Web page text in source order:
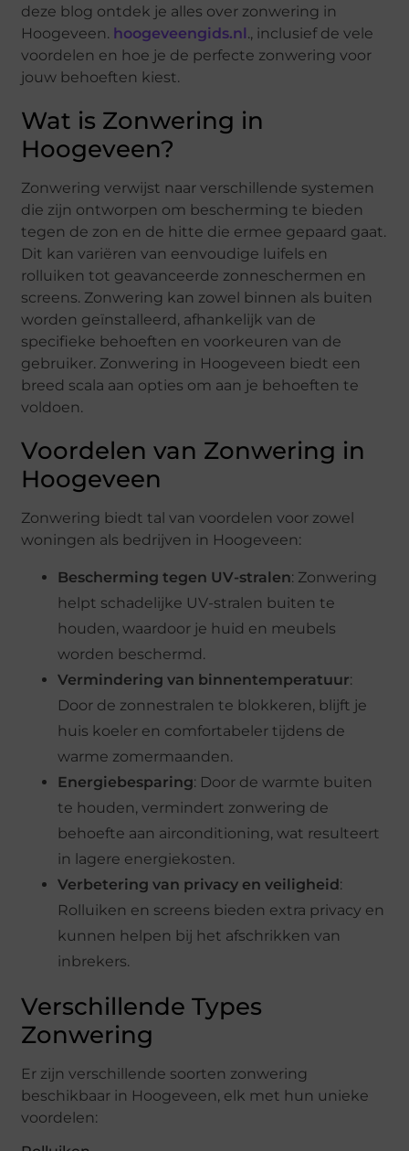
deze blog ontdek je alles over zonwering in
Hoogeveen. hoogeveengids.nl ., inclusief de vele
voordelen en hoe je de perfecte zonwering voor
jouw behoeften kiest.
Wat is Zonwering in
Hoogeveen?
Zonwering verwijst naar verschillende systemen
die zijn ontworpen om bescherming te bieden
tegen de zon en de hitte die ermee gepaard gaat.
Dit kan variëren van eenvoudige luifels en
rolluiken tot geavanceerde zonneschermen en
screens. Zonwering kan zowel binnen als buiten
worden geïnstalleerd, afhankelijk van de
specifieke behoeften en voorkeuren van de
gebruiker. Zonwering in Hoogeveen biedt een
breed scala aan opties om aan je behoeften te
voldoen.
Voordelen van Zonwering in
Hoogeveen
Zonwering biedt tal van voordelen voor zowel
woningen als bedrijven in Hoogeveen:
Bescherming tegen UV-stralen: Zonwering
helpt schadelijke UV-stralen buiten te
houden, waardoor je huid en meubels
worden beschermd.
Vermindering van binnentemperatuur:
Door de zonnestralen te blokkeren, blijft je
huis koeler en comfortabeler tijdens de
warme zomermaanden.
Energiebesparing: Door de warmte buiten
te houden, vermindert zonwering de
behoefte aan airconditioning, wat resulteert
in lagere energiekosten.
Verbetering van privacy en veiligheid:
Rolluiken en screens bieden extra privacy en
kunnen helpen bij het afschrikken van
inbrekers.
Verschillende Types
Zonwering
Er zijn verschillende soorten zonwering
beschikbaar in Hoogeveen, elk met hun unieke
voordelen: